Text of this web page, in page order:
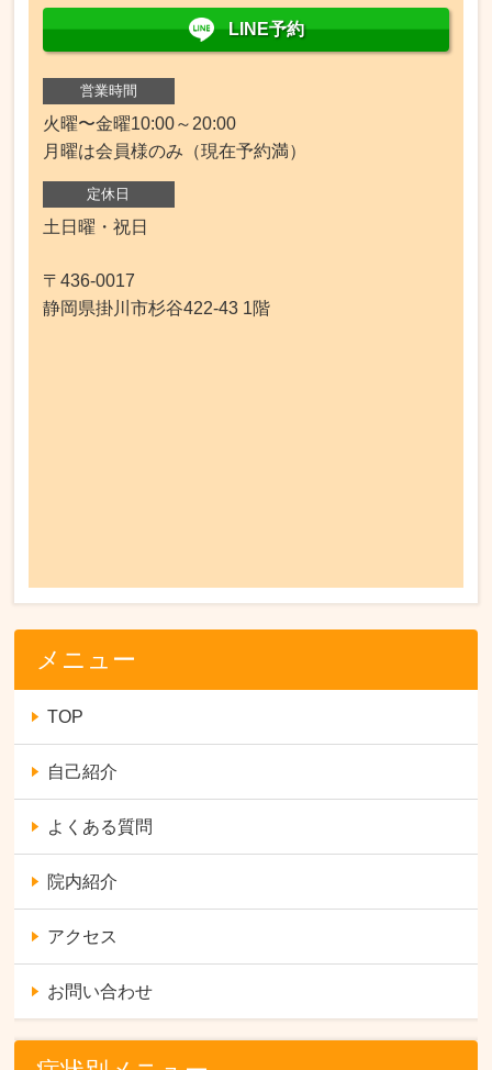
LINE予約
営業時間
火曜〜金曜10:00～20:00
月曜は会員様のみ（現在予約満）
定休日
土日曜・祝日
〒436-0017
静岡県掛川市杉谷422-43 1階
メニュー
TOP
自己紹介
よくある質問
院内紹介
アクセス
お問い合わせ